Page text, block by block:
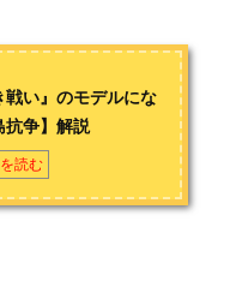
なき戦い
き戦い
戦い』のモデルにな
抗争】解説
読む